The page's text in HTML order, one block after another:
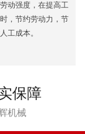
动强度，在提高工
，节约劳动力，节
工成本。
保障
机械